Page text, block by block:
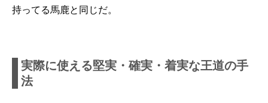
持ってる馬鹿と同じだ。
実際に使える堅実・確実・着実な王道の手
法